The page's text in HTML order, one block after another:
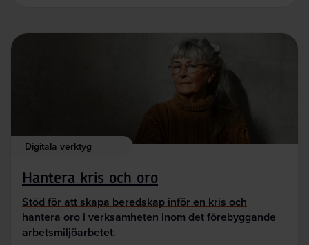
Digitala verktyg
Hantera kris och oro
Stöd för att skapa beredskap inför en kris och
hantera oro i verksamheten inom det förebyggande
arbetsmiljöarbetet.